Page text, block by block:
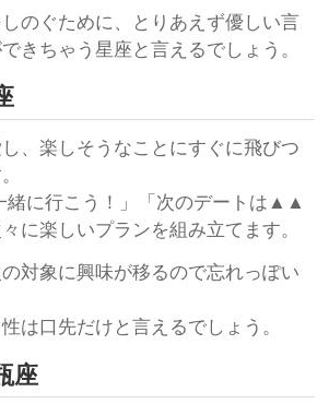
のぐために、とりあえず優しい言
きちゃう星座と言えるでしょう。
、楽しそうなことにすぐに飛びつ
緒に行こう！」「次のデートは▲▲
に楽しいプランを組み立てます。
対象に興味が移るので忘れっぽい
は口先だけと言えるでしょう。
座